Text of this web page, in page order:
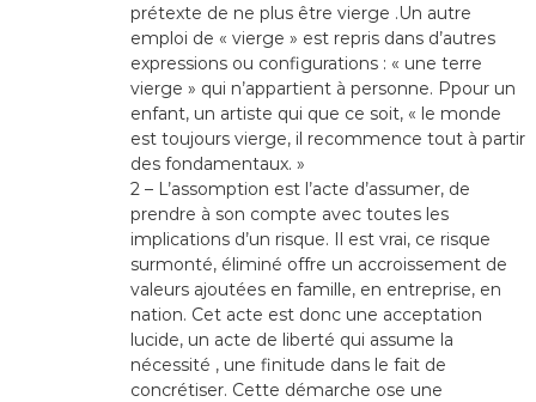
prétexte de ne plus être vierge .Un autre
emploi de « vierge » est repris dans d’autres
expressions ou configurations : « une terre
vierge » qui n’appartient à personne. Ppour un
enfant, un artiste qui que ce soit, « le monde
est toujours vierge, il recommence tout à partir
des fondamentaux. »
2 – L’assomption est l’acte d’assumer, de
prendre à son compte avec toutes les
implications d’un risque. Il est vrai, ce risque
surmonté, éliminé offre un accroissement de
valeurs ajoutées en famille, en entreprise, en
nation. Cet acte est donc une acceptation
lucide, un acte de liberté qui assume la
nécessité , une finitude dans le fait de
concrétiser. Cette démarche ose une